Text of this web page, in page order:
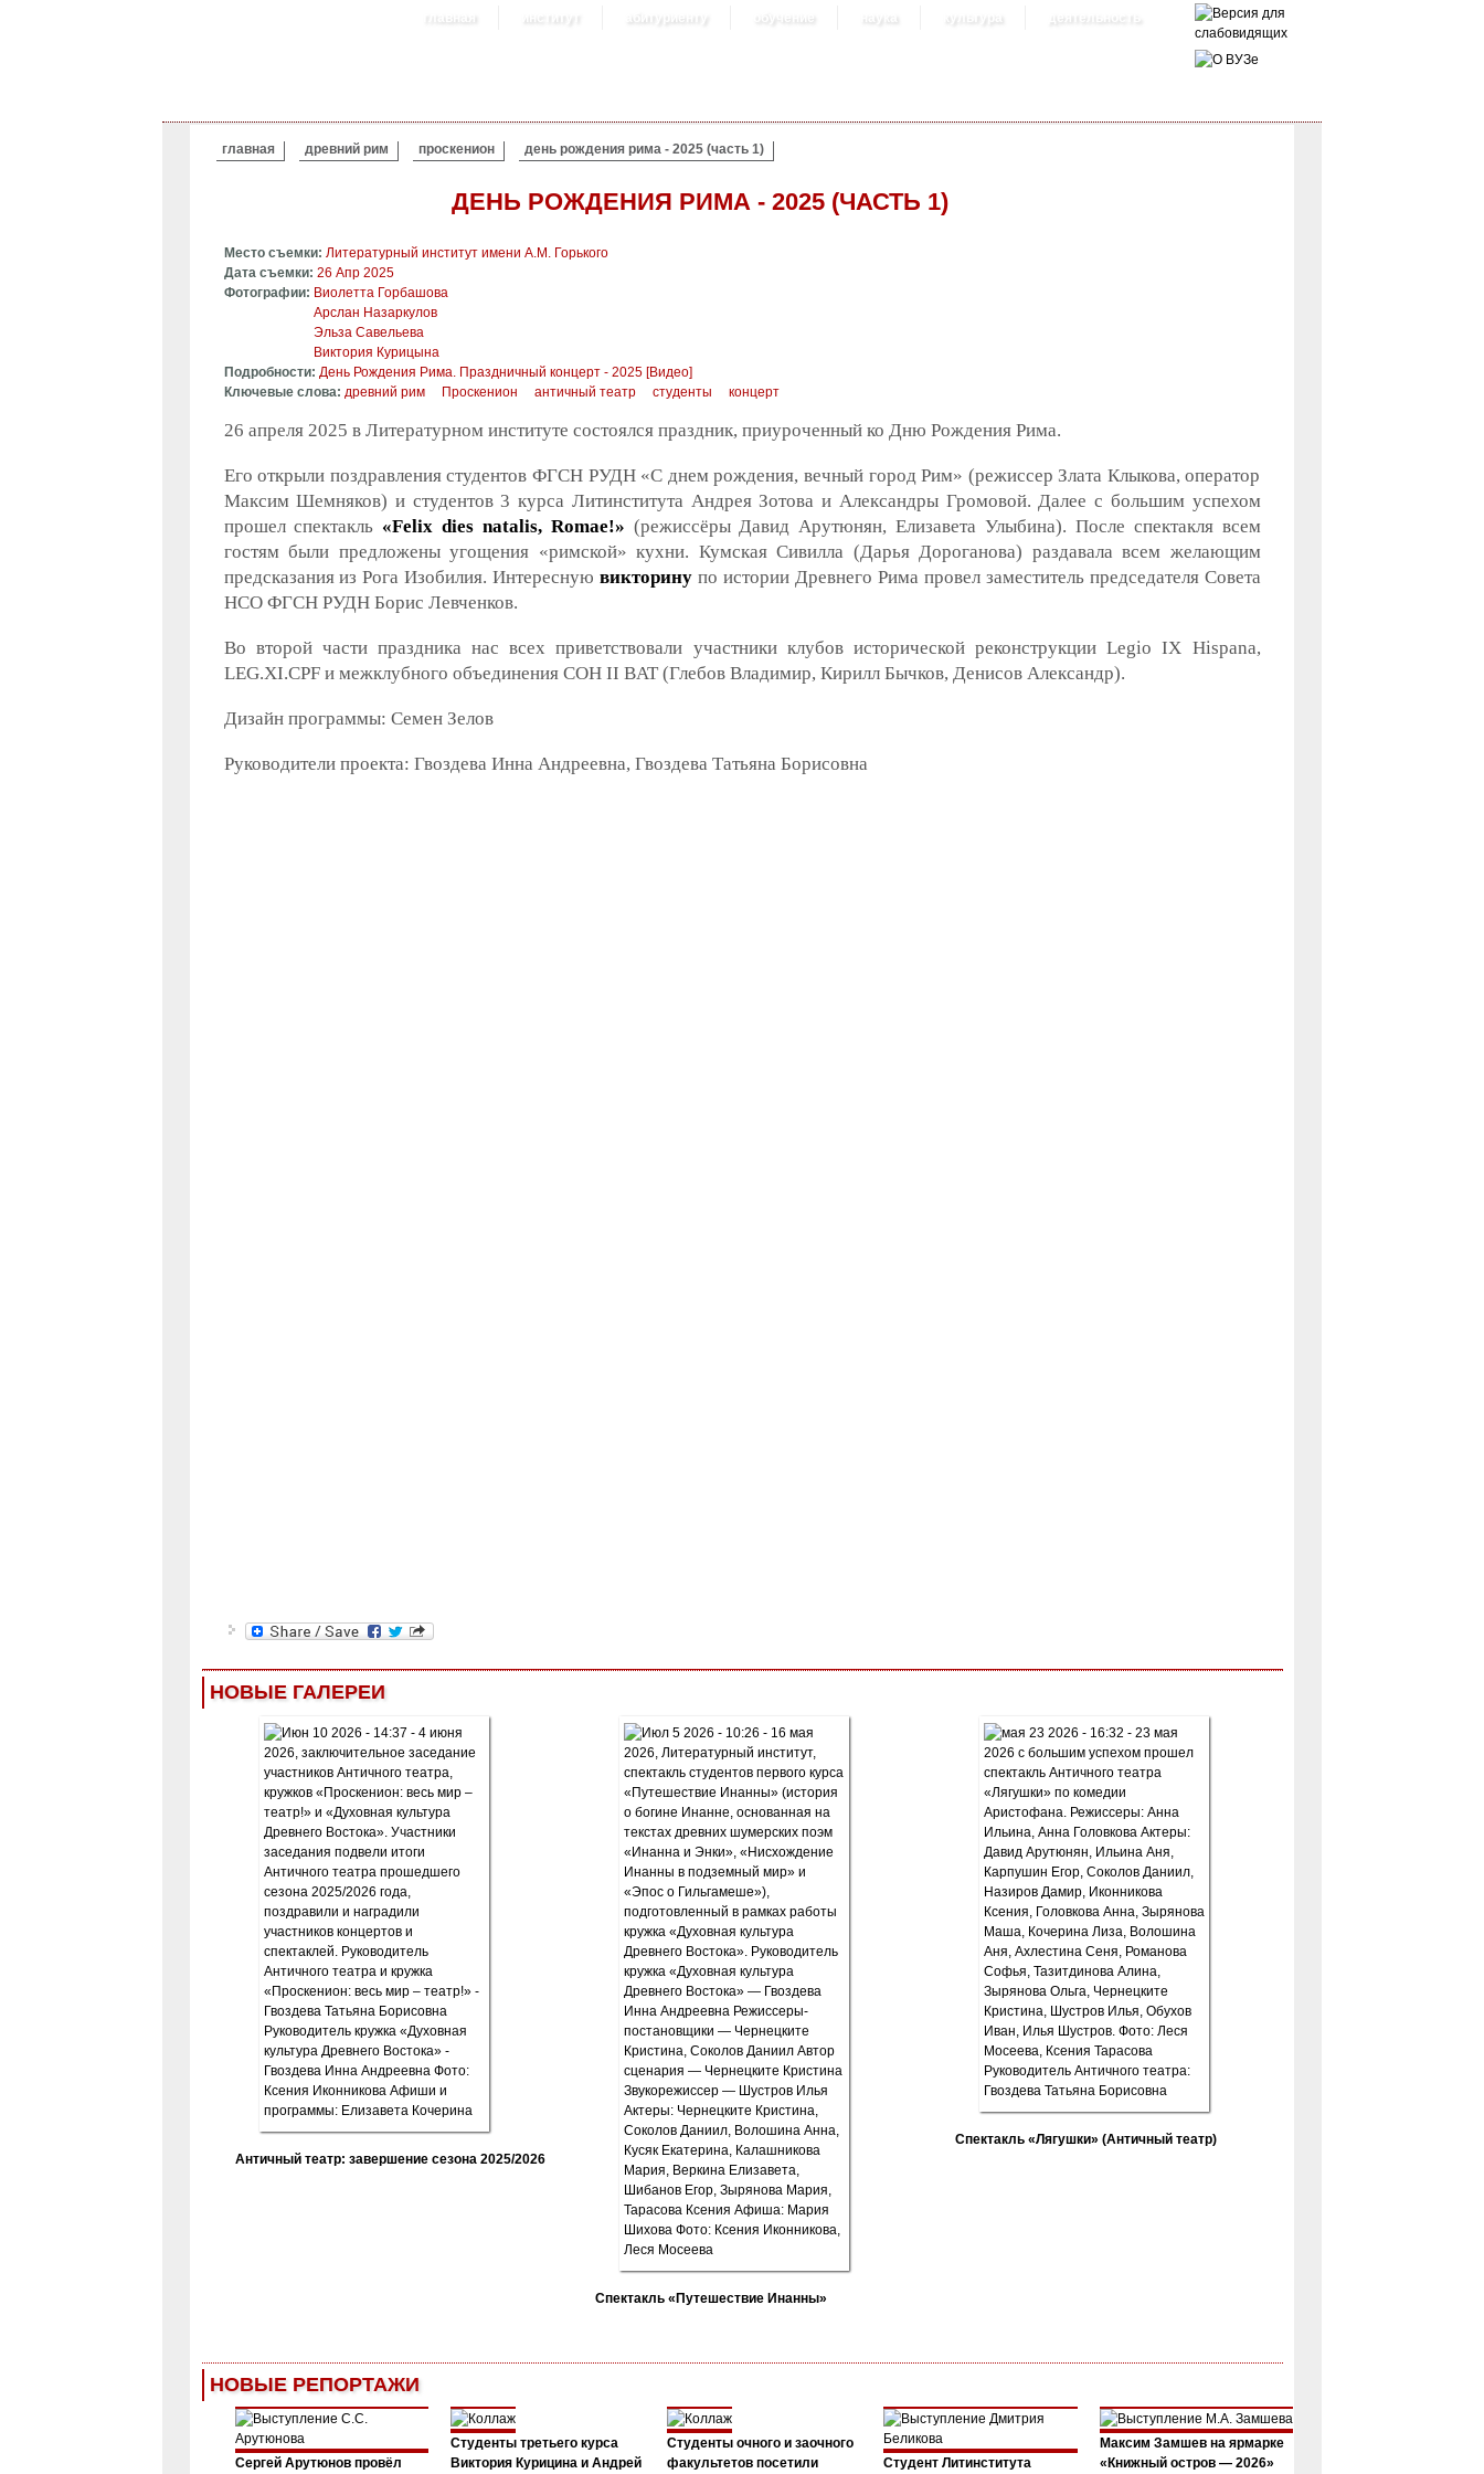
главная институт абитуриенту обучение наука культура деятельность
ВЫ ЗДЕСЬ
главная древний рим проскенион день рождения рима - 2025 (часть 1)
ДЕНЬ РОЖДЕНИЯ РИМА - 2025 (ЧАСТЬ 1)
Место съемки: Литературный институт имени А.М. Горького
Дата съемки: 26 Апр 2025
Фотографии: Виолетта Горбашова
Арслан Назаркулов
Эльза Савельева
Виктория Курицына
Подробности: День Рождения Рима. Праздничный концерт - 2025 [Видео]
Ключевые слова: древний рим Проскенион античный театр студенты концерт
26 апреля 2025 в Литературном институте состоялся праздник, приуроченный ко Дню Рождения Рима.
Его открыли поздравления студентов ФГСН РУДН «С днем рождения, вечный город Рим» (режиссер Злата Клыкова, оператор
Максим Шемняков) и студентов 3 курса Литинститута Андрея Зотова и Александры Громовой. Далее с большим успехом
прошел спектакль «Felix dies natalis, Romae!» (режиссёры Давид Арутюнян, Елизавета Улыбина). После спектакля всем
гостям были предложены угощения «римской» кухни. Кумская Сивилла (Дарья Дороганова) раздавала всем желающим
предсказания из Рога Изобилия. Интереснуювикторину по истории Древнего Рима провел заместитель председателя Совета
НСО ФГСН РУДН Борис Левченков.
Во второй части праздника нас всех приветствовали участники клубов исторической реконструкции Legio IX Hispana,
LEG.XI.CPF и межклубного объединения COH II BAT (Глебов Владимир, Кирилл Бычков, Денисов Александр).
Дизайн программы: Семен Зелов
Руководители проекта: Гвоздева Инна Андреевна, Гвоздева Татьяна Борисовна
НОВЫЕ ГАЛЕРЕИ
Античный театр: завершение сезона 2025/2026
Спектакль «Путешествие Инанны»
Спектакль «Лягушки» (Античный театр)
НОВЫЕ РЕПОРТАЖИ
Сергей Арутюнов провёл
Студенты третьего курса
Виктория Курицина и Андрей
Студенты очного и заочного
факультетов посетили
Студент Литинститута
Максим Замшев на ярмарке
«Книжный остров — 2026»